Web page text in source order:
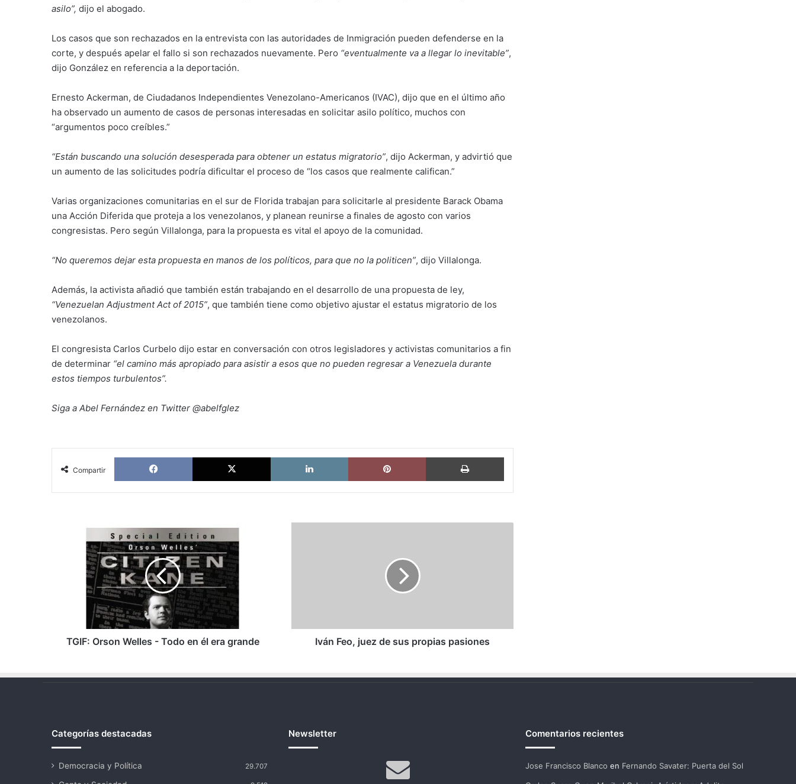
asilo”, dijo el abogado.
Los casos que son rechazados en la entrevista con las autoridades de Inmigración pueden defenderse en la
corte, y después apelar el fallo si son rechazados nuevamente. Pero “eventualmente va a llegar lo inevitable”,
dijo González en referencia a la deportación.
Ernesto Ackerman, de Ciudadanos Independientes Venezolano-Americanos (IVAC), dijo que en el último año
ha observado un aumento de casos de personas interesadas en solicitar asilo político, muchos con
“argumentos poco creíbles.”
“Están buscando una solución desesperada para obtener un estatus migratorio”, dijo Ackerman, y advirtió que
un aumento de las solicitudes podría dificultar el proceso de “los casos que realmente califican.”
Varias organizaciones comunitarias en el sur de Florida trabajan para solicitarle al presidente Barack Obama
una Acción Diferida que proteja a los venezolanos, y planean reunirse a finales de agosto con varios
congresistas. Pero según Villalonga, para la propuesta es vital el apoyo de la comunidad.
“No queremos dejar esta propuesta en manos de los políticos, para que no la politicen”, dijo Villalonga.
Además, la activista añadió que también están trabajando en el desarrollo de una propuesta de ley,
“Venezuelan Adjustment Act of 2015”, que también tiene como objetivo ajustar el estatus migratorio de los
venezolanos.
El congresista Carlos Curbelo dijo estar en conversación con otros legisladores y activistas comunitarios a fin
de determinar “el camino más apropiado para asistir a esos que no pueden regresar a Venezuela durante
estos tiempos turbulentos”.
Siga a Abel Fernández en Twitter @abelfglez
Compartir
Facebook X LinkedIn Pinterest Imprimir
TGIF: Orson Welles - Todo en él era grande Iván Feo, juez de sus propias pasiones
Categorías destacadas
Democracia y Política 29.707
Newsletter Comentarios recientes
Jose Francisco Blanco en Fernando Savater: Puerta del Sol